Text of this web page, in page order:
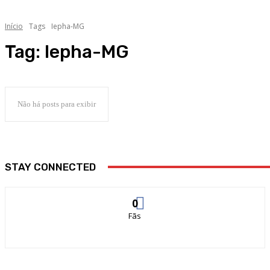
Início Tags Iepha-MG
Tag: Iepha-MG
Não há posts para exibir
STAY CONNECTED
0
Fãs